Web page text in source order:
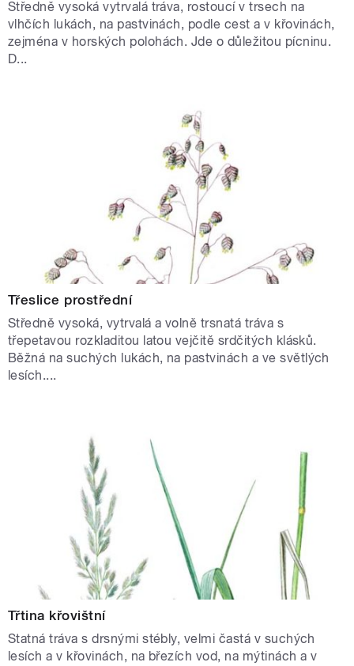
Středně vysoká vytrvalá tráva, rostoucí v trsech na
vlhčích lukách, na pastvinách, podle cest a v křovinách,
zejména v horských polohách. Jde o důležitou pícninu.
D...
Třeslice prostřední
Středně vysoká, vytrvalá a volně trsnatá tráva s
třepetavou rozkladitou latou vejčitě srdčitých klásků.
Běžná na suchých lukách, na pastvinách a ve světlých
lesích....
Třtina křovištní
Statná tráva s drsnými stébly, velmi častá v suchých
lesích a v křovinách, na březích vod, na mýtinách a v